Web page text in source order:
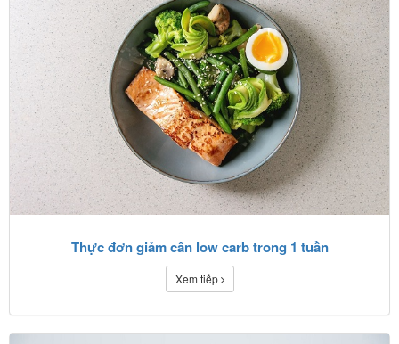
Thực đơn giảm cân low carb trong 1 tuần
Xem tiếp